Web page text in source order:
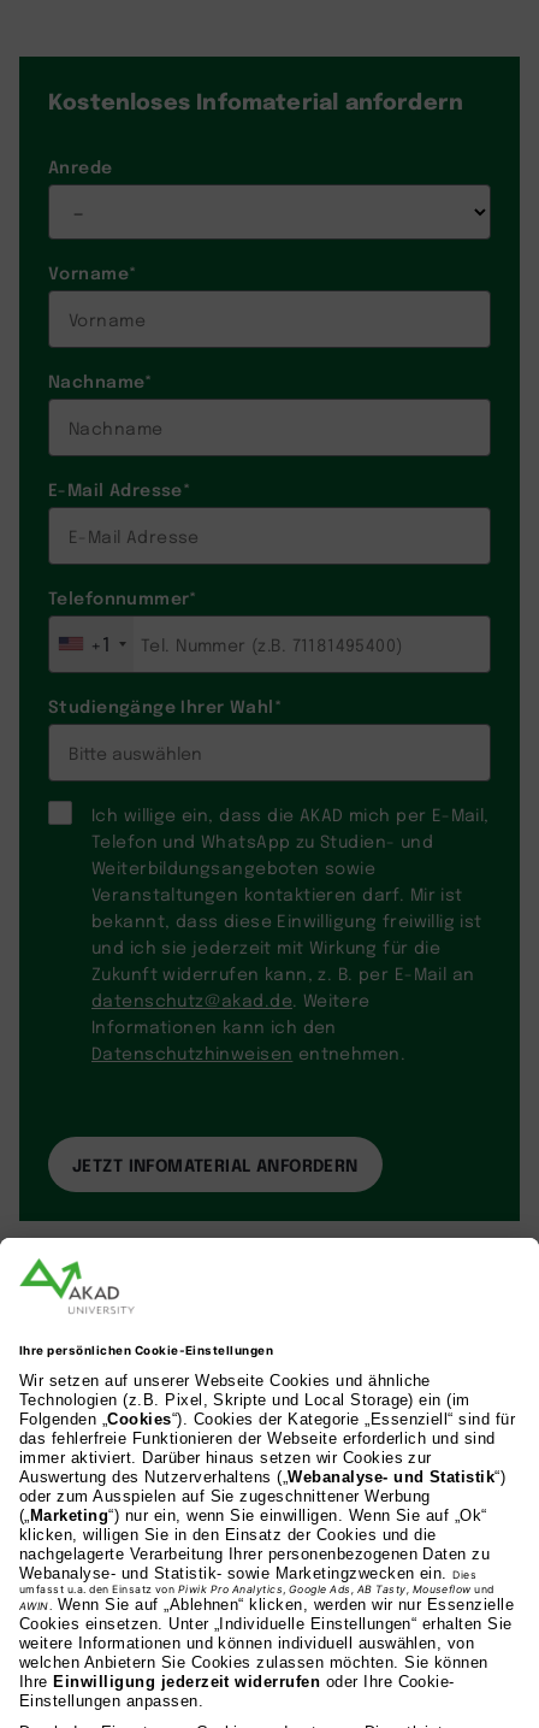
Kostenloses Infomaterial anfordern
Anrede
Vorname*
Nachname*
E-Mail Adresse*
Telefonnummer*
+1
Studiengänge Ihrer Wahl*
Ich willige ein, dass die AKAD mich per E-Mail,
Telefon und WhatsApp zu Studien- und
Weiterbildungsangeboten sowie
Veranstaltungen kontaktieren darf. Mir ist
bekannt, dass diese Einwilligung freiwillig ist
und ich sie jederzeit mit Wirkung für die
Zukunft widerrufen kann, z. B. per E-Mail an
datenschutz@akad.de . Weitere
Informationen kann ich den
Datenschutzhinweisen entnehmen.
AKAD Bildungsgesellschaft mbH
Heilbronner Strasse 86
70191 Stuttgart
0711 81495-400
Studienangebot
Fakultäten